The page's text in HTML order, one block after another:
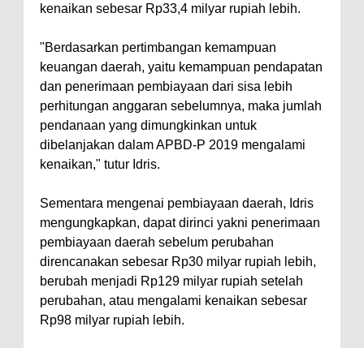
kenaikan sebesar Rp33,4 milyar rupiah lebih.
"Berdasarkan pertimbangan kemampuan
keuangan daerah, yaitu kemampuan pendapatan
dan penerimaan pembiayaan dari sisa lebih
perhitungan anggaran sebelumnya, maka jumlah
pendanaan yang dimungkinkan untuk
dibelanjakan dalam APBD-P 2019 mengalami
kenaikan," tutur Idris.
Sementara mengenai pembiayaan daerah, Idris
mengungkapkan, dapat dirinci yakni penerimaan
pembiayaan daerah sebelum perubahan
direncanakan sebesar Rp30 milyar rupiah lebih,
berubah menjadi Rp129 milyar rupiah setelah
perubahan, atau mengalami kenaikan sebesar
Rp98 milyar rupiah lebih.